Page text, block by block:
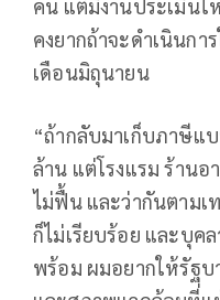
คน แต่มีงานประเมินใ
คงยากถ้าจะดำเนินกา
เดือนมิถุนายน
“ถ้ากลับมาเก็บภาษีแ
ล้าน แต่โรงแรม ร้านอ
ไม่ฟื้น และว่ากันตามเ
ก็ไม่เรียบร้อย และบุค
พร้อม ผมอยากให้รัฐ